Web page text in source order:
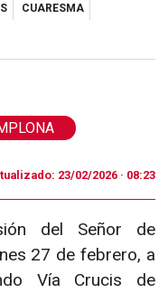
CUARESMA
23/02/2026 · 08:23
del Señor de
27 de febrero, a
Vía Crucis de